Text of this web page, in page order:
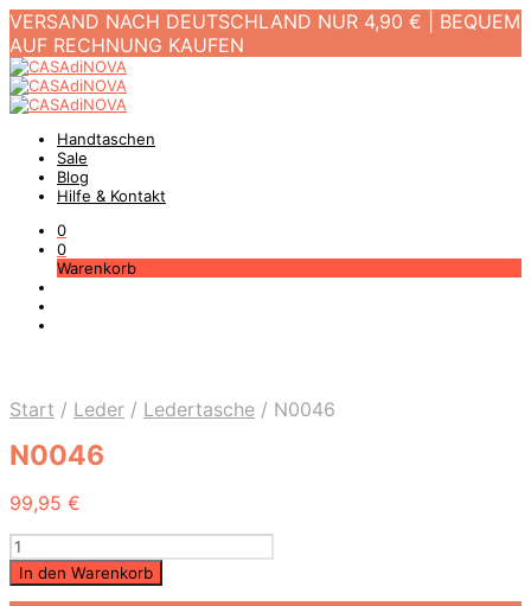
VERSAND NACH DEUTSCHLAND NUR 4,90 € | BEQUEM
AUF RECHNUNG KAUFEN
Handtaschen
Sale
Blog
Hilfe & Kontakt
0
0
Warenkorb
Start / Leder / Ledertasche / N0046
N0046
99,95 €
N0046
Menge
In den Warenkorb